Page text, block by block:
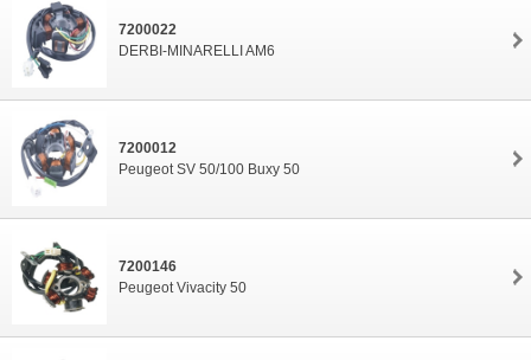
7200022
DERBI-MINARELLI AM6
7200012
Peugeot SV 50/100 Buxy 50
7200146
Peugeot Vivacity 50